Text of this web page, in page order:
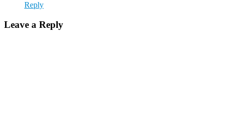
Reply
Leave a Reply